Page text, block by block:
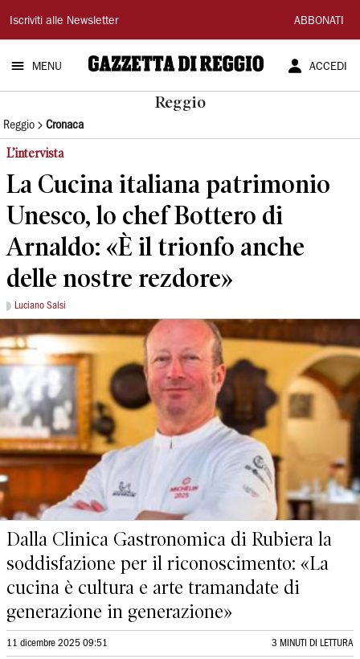
Gazzetta
di
Reggio
Iscriviti alle Newsletter ABBONATI
MENU ACCEDI
Reggio
Reggio Cronaca
L’intervista
La Cucina italiana patrimonio
Unesco, lo chef Bottero di
Arnaldo: «È il trionfo anche
delle nostre rezdore»
Luciano Salsi
Dalla Clinica Gastronomica di Rubiera la
soddisfazione per il riconoscimento: «La
cucina è cultura e arte tramandate di
generazione in generazione»
11 dicembre 2025 09:51 3 MINUTI DI LETTURA